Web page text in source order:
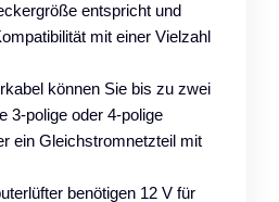
entspricht und
mit einer Vielzahl
können Sie bis zu zwei
3-polige oder 4-polige
ein Gleichstromnetzteil mit
benötigen 12 V für